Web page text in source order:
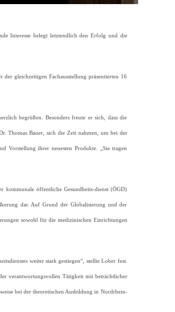
Interesse belegt letztendlich den Erfolg und die
gleichzeitigen Fachausstellung präsentierten 16
begrüßen. Besonders freute er sich, dass die
Thomas Bauer, sich die Zeit nahmen, um bei der
Vorstellung ihrer neuesten Produkte. „Sie tragen
kommunale öffentliche Gesundheits-dienst (ÖGD)
dar. Auf Grund der Globalisierung und der
sowohl für die medizinischen Einrichtungen
weiter stark gestiegen“, stellte Lober fest.
verantwortungsvollen Tätigkeit mit beträchtlicher
bei der theoretischen Ausbildung in Nordrhein-